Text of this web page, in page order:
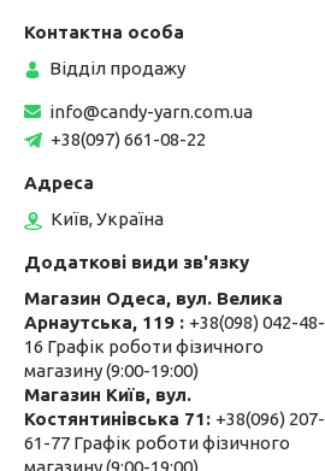
Відділ продажу
info@candy-yarn.com.ua
+38(097) 661-08-22
Київ, Україна
Магазин Одеса, вул. Велика
Арнаутська, 119
+38(098) 042-48-
16 Графік роботи фізичного
магазину (9:00-19:00)
Магазин Київ, вул.
Костянтинівська 71
+38(096) 207-
61-77 Графік роботи фізичного
магазину (9:00-19:00)